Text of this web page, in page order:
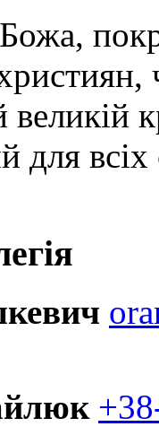
великій
для